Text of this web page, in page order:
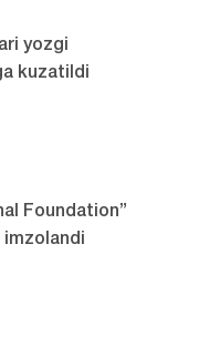
yozgi
kuzatildi
Foundation”